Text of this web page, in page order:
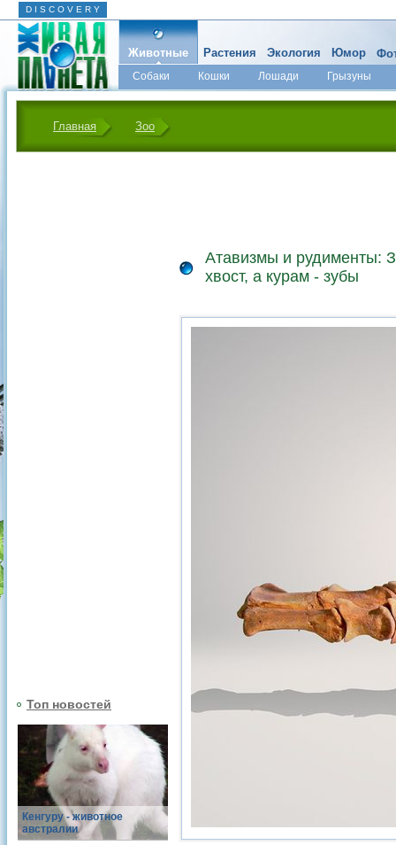
D I S C O V E R Y
Животные
Собаки Кошки Лошади
Грызуны
Микромир
Растения Экология Юмор
Главная Зоо
Топ новостей
Кенгуру - животное
австралии
Атавизмы и рудименты:
хвост, а курам - зубы